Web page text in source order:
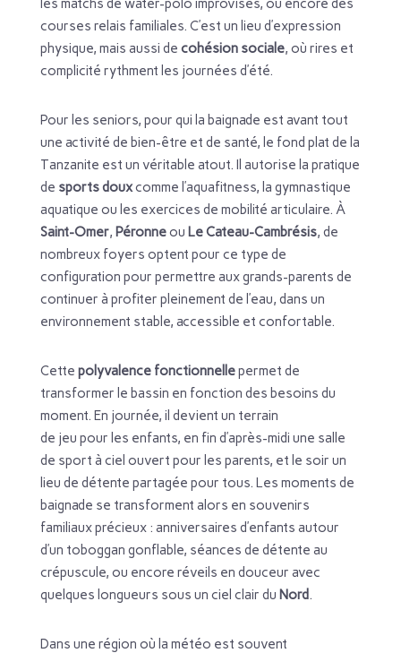
les matchs de water-polo improvisés, ou encore des
courses relais familiales. C’est un lieu d’expression
physique, mais aussi de cohésion sociale, où rires et
complicité rythment les journées d’été.
Pour les seniors, pour qui la baignade est avant tout
une activité de bien-être et de santé, le fond plat de la
Tanzanite est un véritable atout. Il autorise la pratique
de sports douxcomme l’aquafitness, la gymnastique
aquatique ou les exercices de mobilité articulaire. À
Saint-Omer, Péronneou Le Cateau-Cambrésis, de
nombreux foyers optent pour ce type de
configuration pour permettre aux grands-parents de
continuer à profiter pleinement de l’eau, dans un
environnement stable, accessible et confortable.
Cette polyvalence fonctionnellepermet de
transformer le bassin en fonction des besoins du
moment. En journée, il devient un terrain
de jeu pour les enfants, en fin d’après-midi une salle
de sport à ciel ouvert pour les parents, et le soir un
lieu de détente partagée pour tous. Les moments de
baignade se transforment alors en souvenirs
familiaux précieux : anniversaires d’enfants autour
d’un toboggan gonflable, séances de détente au
crépuscule, ou encore réveils en douceur avec
quelques longueurs sous un ciel clair du Nord.
Dans une région où la météo est souvent